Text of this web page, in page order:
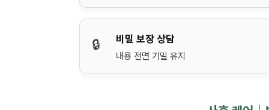
🔒 비밀 보장 상담
내용 전면 기밀 유지